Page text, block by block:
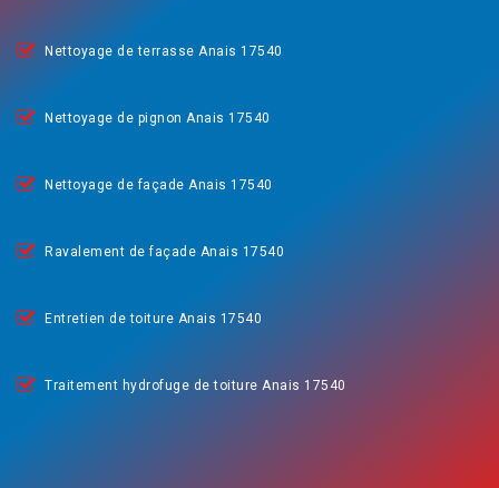
Nettoyage de terrasse Anais 17540
Nettoyage de pignon Anais 17540
Nettoyage de façade Anais 17540
Ravalement de façade Anais 17540
Entretien de toiture Anais 17540
Traitement hydrofuge de toiture Anais 17540